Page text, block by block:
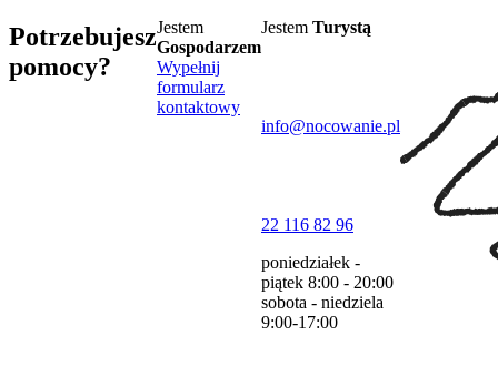
Potrzebujesz
pomocy?
Jestem
Gospodarzem
Wypełnij
formularz
kontaktowy
Jestem Turystą
info@nocowanie.pl
22 116 82 96
poniedziałek -
piątek 8:00 - 20:00
sobota - niedziela
9:00-17:00